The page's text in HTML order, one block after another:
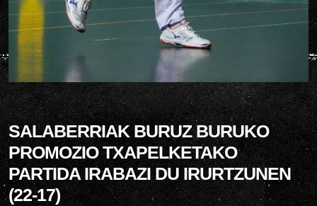
SALABERRIAK BURUZ BURUKO
PROMOZIO TXAPELKETAKO
PARTIDA IRABAZI DU IRURTZUNEN
(22-17)